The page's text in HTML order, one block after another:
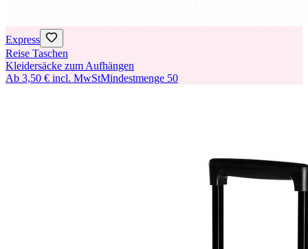
Express
Reise Taschen
Kleidersäcke zum Aufhängen
Ab 3,50 € incl. MwStMindestmenge 50